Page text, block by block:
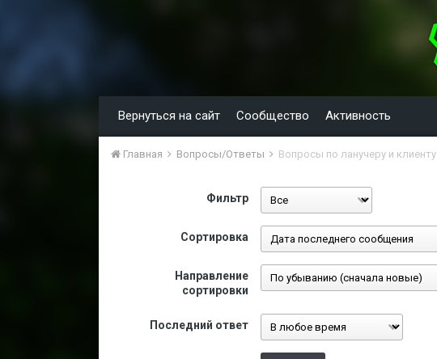
Вернуться на сайт Сообщество Активность
Главная Вопросы/Ответы Вопросы по ланучеру и клиенту
Фильтр
Сортировка
Направление
сортировки
Последний ответ